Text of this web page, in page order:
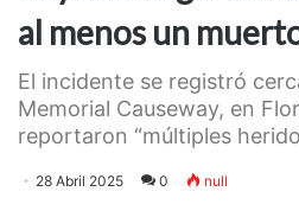
al menos un
El incidente se registró
Memorial Causeway, en
reportaron “múltiples
28 Abril 2025 0 null